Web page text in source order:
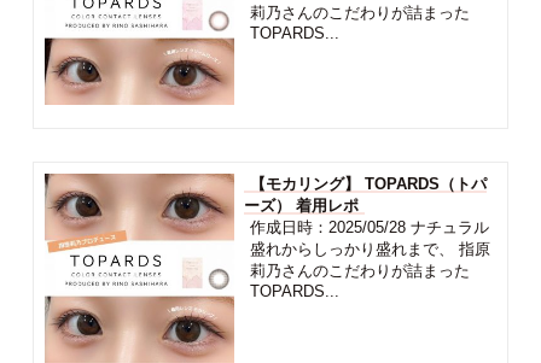
莉乃さんのこだわりが詰まった
TOPARDS...
【モカリング】 TOPARDS（トパ
ーズ） 着用レポ
作成日時：2025/05/28 ナチュラル
盛れからしっかり盛れまで、 指原
莉乃さんのこだわりが詰まった
TOPARDS...